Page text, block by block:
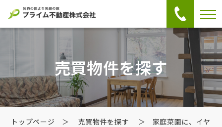
売買物件を探す
トップページ ＞ 売買物件を探す
＞ 家庭菜園に、イヤ